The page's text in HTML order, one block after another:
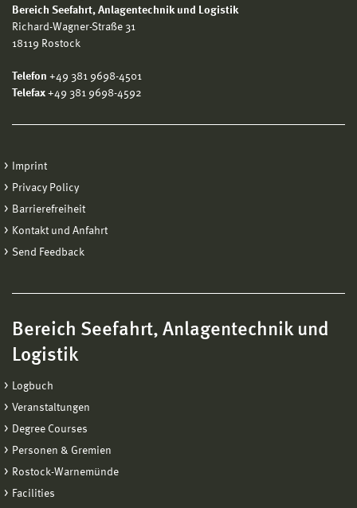
Bereich Seefahrt, Anlagentechnik und Logistik
Richard-Wagner-Straße 31
18119 Rostock
Telefon +49 381 9698-4501
Telefax +49 381 9698-4592
Imprint
Privacy Policy
Barrierefreiheit
Kontakt und Anfahrt
Send Feedback
Bereich Seefahrt, Anlagentechnik und
Logistik
Logbuch
Veranstaltungen
Degree Courses
Personen & Gremien
Rostock-Warnemünde
Facilities